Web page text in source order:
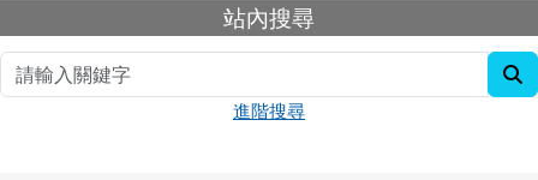
站內搜尋
進階搜尋